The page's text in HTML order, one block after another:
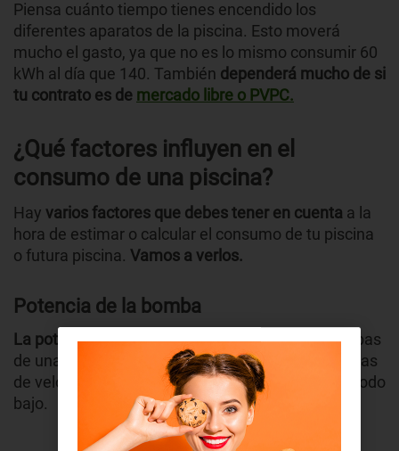
Piensa cuánto tiempo tienes encendido los
diferentes aparatos de la piscina. Esto moverá
mucho el gasto, ya que no es lo mismo consumir 60
kWh al día que 140. También dependerá mucho de si
tu contrato es de mercado libre o PVPC.
¿Qué factores influyen en el
consumo de una piscina?
Hay varios factores que debes tener en cuenta a la
hora de estimar o calcular el consumo de tu piscina
o futura piscina. Vamos a verlos.
Potencia de la bomba
La potencia (en kW) determina el consumo:bombas
de una sola velocidad suelen estar en 1 – 2,5 kW; las
de velocidad variable pueden bajar a 0,3 kW en modo
bajo.